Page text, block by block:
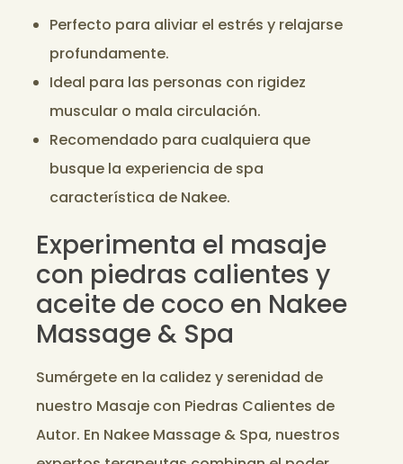
Perfecto para aliviar el estrés y relajarse
profundamente.
Ideal para las personas con rigidez
muscular o mala circulación.
Recomendado para cualquiera que
busque la experiencia de spa
característica de Nakee.
Experimenta el masaje
con piedras calientes y
aceite de coco en Nakee
Massage & Spa
Sumérgete en la calidez y serenidad de
nuestro Masaje con Piedras Calientes de
Autor. En Nakee Massage & Spa, nuestros